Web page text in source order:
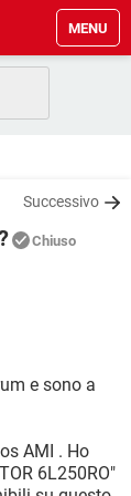
MENU
Successivo
Chiuso
e sono a
AMI . Ho
6L250RO"